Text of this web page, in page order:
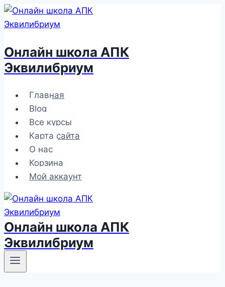
Перейти
к
Онлайн школа АПК
Эквилибриум
Главная
Blog
Все курсы
Карта сайта
О нас
Корзина
Мой аккаунт
Онлайн школа АПК
Эквилибриум